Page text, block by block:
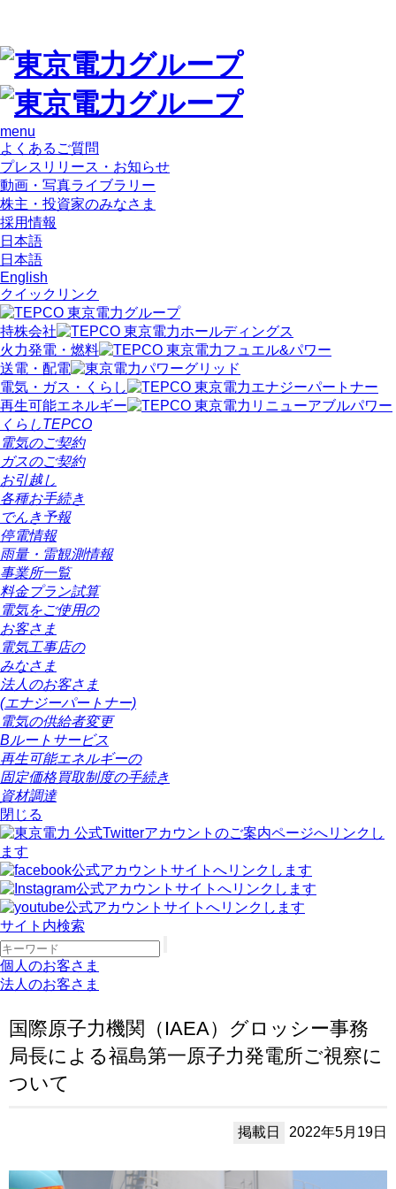
menu
よくあるご質問
プレスリリース・お知らせ
動画・写真ライブラリー
株主・投資家のみなさま
採用情報
日本語
日本語
English
クイックリンク
持株会社
火力発電・燃料
送電・配電
電気・ガス・くらし
再生可能エネルギー
くらしTEPCO
電気のご契約
ガスのご契約
お引越し
各種お手続き
でんき予報
停電情報
雨量・雷観測情報
事業所一覧
料金プラン試算
電気をご使用の
お客さま
電気工事店の
みなさま
法人のお客さま
(エナジーパートナー)
電気の供給者変更
Bルートサービス
再生可能エネルギーの
固定価格買取制度の手続き
資材調達
閉じる
サイト内検索
個人のお客さま
法人のお客さま
国際原子力機関（IAEA）グロッシー事務
局長による福島第一原子力発電所ご視察に
ついて
掲載日 2022年5月19日